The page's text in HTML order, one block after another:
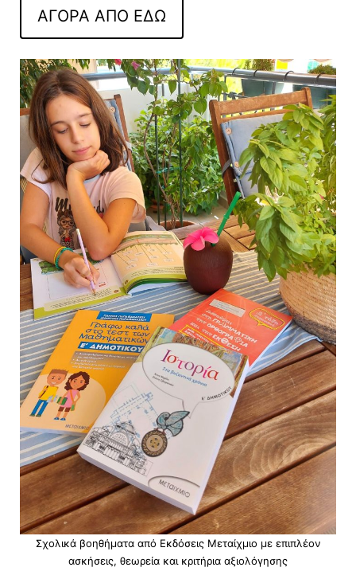
ΑΓΟΡΑ ΑΠΟ ΕΔΩ
Σχολικά βοηθήματα από Εκδόσεις Μεταίχμιο με επιπλέον
ασκήσεις, θεωρεία και κριτήρια αξιολόγησης